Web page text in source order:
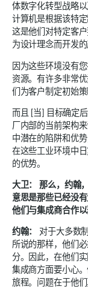
体数字化转型战略
计算机是根据该特
这是他们对特定客
为设计理念而开发
因为这些环境没有
资源。有许多非常
们为客户制定初始
而且 [当] 目标确定
厂内部的当前架构
中潜在的陷阱和优
在这些工业环境中
的优势。
大卫：
那么，约翰
意思是那些已经没
他们与集成商合作
约翰：
对于大多数
所说的那样，他们
分。因此，在他们
集成商方面要小心
旅程。问题在于他